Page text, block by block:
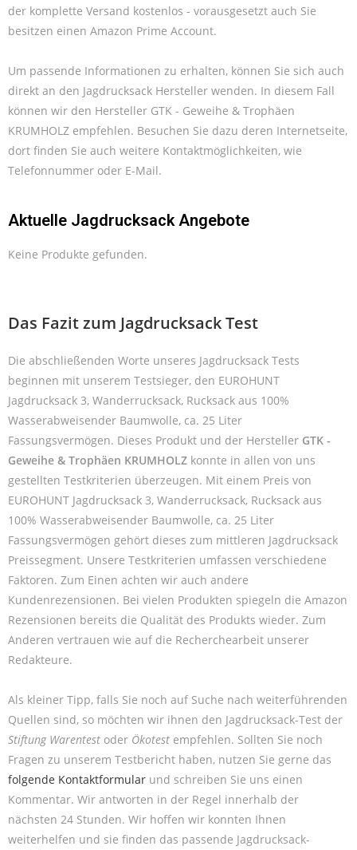
der komplette Versand kostenlos - vorausgesetzt auch Sie
besitzen einen Amazon Prime Account.
Um passende Informationen zu erhalten, können Sie sich auch
direkt an den Jagdrucksack Hersteller wenden. In diesem Fall
können wir den Hersteller GTK - Geweihe & Trophäen
KRUMHOLZ empfehlen. Besuchen Sie dazu deren Internetseite,
dort finden Sie auch weitere Kontaktmöglichkeiten, wie
Telefonnummer oder E-Mail.
Aktuelle Jagdrucksack Angebote
Keine Produkte gefunden.
Das Fazit zum Jagdrucksack Test
Die abschließenden Worte unseres Jagdrucksack Tests
beginnen mit unserem Testsieger, den EUROHUNT
Jagdrucksack 3, Wanderrucksack, Rucksack aus 100%
Wasserabweisender Baumwolle, ca. 25 Liter
Fassungsvermögen. Dieses Produkt und der Hersteller GTK -
Geweihe & Trophäen KRUMHOLZ konnte in allen von uns
gestellten Testkriterien überzeugen. Mit einem Preis von
EUROHUNT Jagdrucksack 3, Wanderrucksack, Rucksack aus
100% Wasserabweisender Baumwolle, ca. 25 Liter
Fassungsvermögen gehört dieses zum mittleren Jagdrucksack
Preissegment. Unsere Testkriterien umfassen verschiedene
Faktoren. Zum Einen achten wir auch andere
Kundenrezensionen. Bei vielen Produkten spiegeln die Amazon
Rezensionen bereits die Qualität des Produkts wieder. Zum
Anderen vertrauen wie auf die Recherchearbeit unserer
Redakteure.
Als kleiner Tipp, falls Sie noch auf Suche nach weiterführenden
Quellen sind, so möchten wir ihnen den Jagdrucksack-Test der
Stiftung Warentest oder Ökotest empfehlen. Sollten Sie noch
Fragen zu unserem Testbericht haben, nutzen Sie gerne das
folgende Kontaktformular und schreiben Sie uns einen
Kommentar. Wir antworten in der Regel innerhalb der
nächsten 24 Stunden. Wir hoffen wir konnten Ihnen
weiterhelfen und sie finden das passende Jagdrucksack-